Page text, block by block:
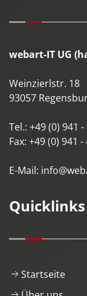
webart-IT UG
Weinzierlstr. 18
93057
Tel.: +49 (0) 941
Fax: +49 (0) 941 -
E-Mail:
Quicklinks
Startseite